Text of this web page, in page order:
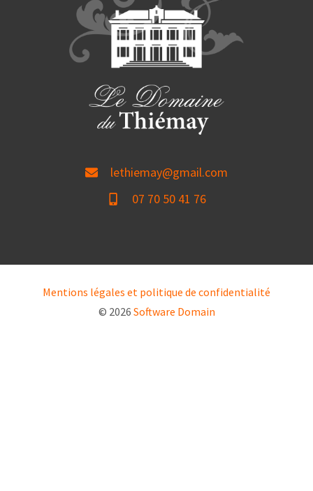
lethiemay@gmail.com
07 70 50 41 76
Mentions légales et politique de confidentialité
© 2026 Software Domain